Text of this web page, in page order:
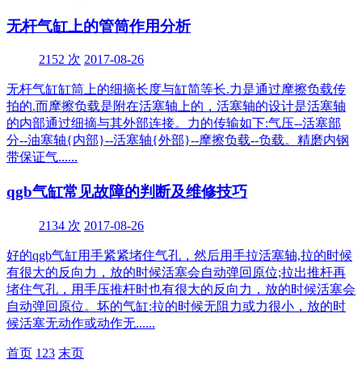
无杆气缸上的管筒作用分析
2152 次 2017-08-26
无杆气缸缸筒上的细摘长度与缸简等长.力是通过摩擦负载传
拍的.而摩擦负载是附在活塞轴上的，活塞轴的设计是活塞轴
的内部通过细摘与其外部连接。力的传输如下:气压--活塞部
分--油塞轴{内部}--活塞轴{外部}--摩擦负载--负载。精磨内钢
带保证气......
qgb气缸常见故障的判断及维修技巧
2134 次 2017-08-26
好的qgb气缸用手紧紧堵住气孔，然后用手拉活塞轴,拉的时候
有很大的反向力，放的时候活塞会自动弹回原位;拉出推杆再
堵住气孔，用手压推杆时也有很大的反向力，放的时候活塞会
自动弹回原位。坏的气缸:拉的时候无阻力或力很小，放的时
候活塞无动作或动作无......
首页 1 23 末页